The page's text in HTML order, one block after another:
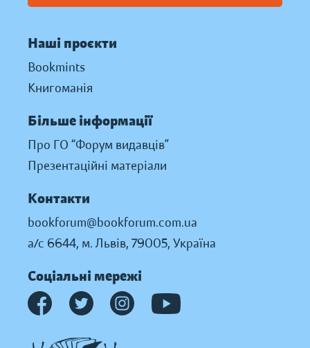
Наші проєкти
Bookmints
Книгоманія
Більше інформації
Про ГО “Форум видавців”
Презентаційні матеріали
Контакти
bookforum@bookforum.com.ua
а/с 6644, м. Львів, 79005, Україна
Соціальні мережі